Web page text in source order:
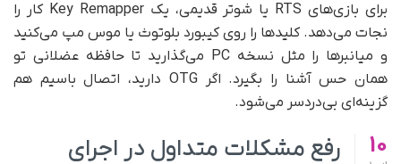
برای بازی‌های RTS یا شوتر قدیمی، یک Key Remapper کار را
نجات می‌دهد. کلیدها را روی کیبورد بلوتوث یا موس مپ می‌کنید
و میانبرها را مثل نسخه PC می‌گذارید تا حافظه عضلانی تو
همان حس آشنا را بگیرد. اگر OTG دارید، اتصال باسیم هم
گزینه‌ای بی‌دردسر می‌شود.
10
رفع مشکلات متداول در اجرای